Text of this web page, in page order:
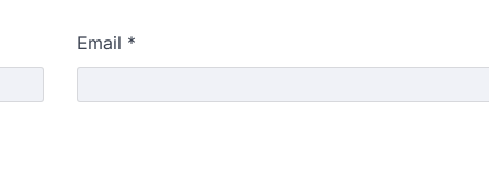
Email *